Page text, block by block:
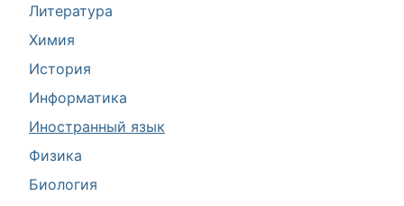
Литература
Химия
История
Информатика
Иностранный язык
Физика
Биология